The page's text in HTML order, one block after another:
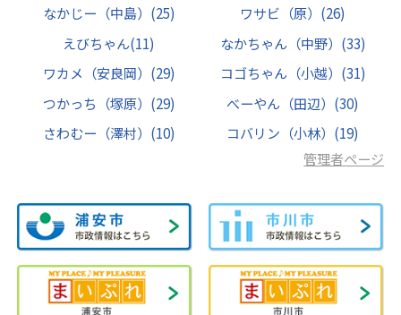
なかじー（中島） (25) ワサビ（原） (26)
えびちゃん(11) なかちゃん（中野） (33)
ワカメ（安良岡） (29) コゴちゃん（小越） (31)
つかっち（塚原） (29) べーやん（田辺） (30)
さわむー（澤村） (10) コバリン（小林） (19)
管理者ページ